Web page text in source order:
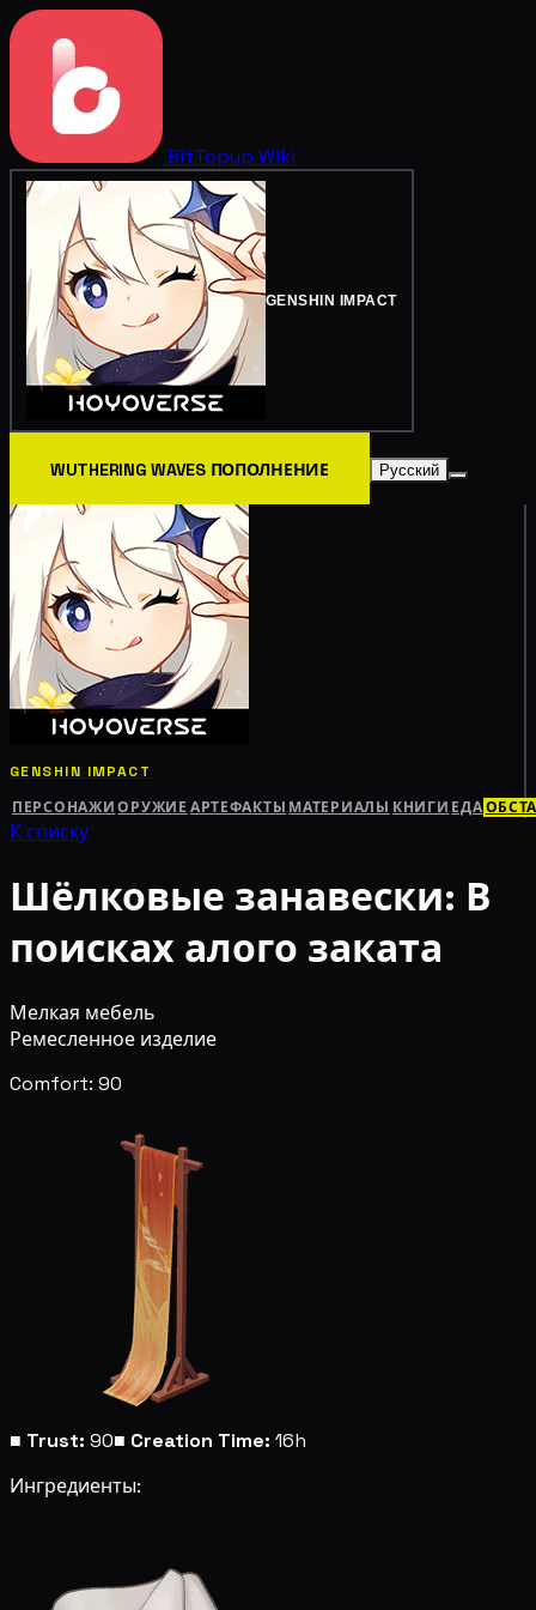
BitTopup Wiki
GENSHIN IMPACT
WUTHERING WAVES ПОПОЛНЕНИЕ Русский
GENSHIN IMPACT
ПЕРСОНАЖИ ОРУЖИЕ АРТЕФАКТЫ МАТЕРИАЛЫ КНИГИ ЕДА
К списку
Шёлковые занавески: В
поисках алого заката
Мелкая мебель
Ремесленное изделие
Comfort: 90
■ Trust: 90■ Creation Time: 16h
Ингредиенты: